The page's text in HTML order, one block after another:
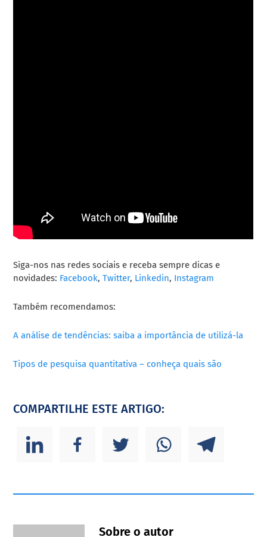
Siga-nos nas redes sociais e receba sempre dicas e
novidades: Facebook, Twitter, Linkedin, Instagram
Também recomendamos:
A análise de tendências: saiba a importância de utilizá-la
Tipos de pesquisa quantitativa – conheça quais são
COMPARTILHE ESTE ARTIGO:
Sobre o autor